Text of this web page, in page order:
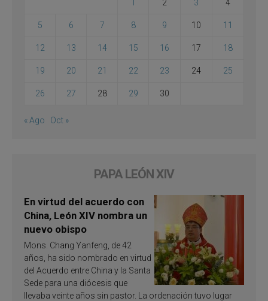
1 2 3 4
5 6 7 8 9 10 11
12 13 14 15 16 17 18
19 20 21 22 23 24 25
26 27 28 29 30
« Ago Oct »
PAPA LEÓN XIV
En virtud del acuerdo con
China, León XIV nombra un
nuevo obispo
Mons. Chang Yanfeng, de 42
años, ha sido nombrado en virtud
del Acuerdo entre China y la Santa
Sede para una diócesis que
llevaba veinte años sin pastor. La ordenación tuvo lugar